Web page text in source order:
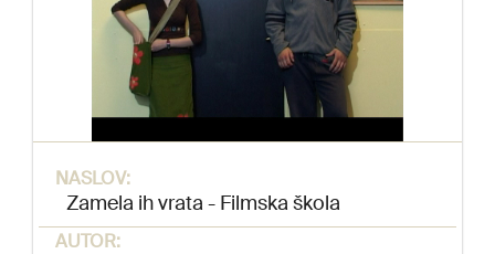
NASLOV:
Zamela ih vrata - Filmska škola
AUTOR: